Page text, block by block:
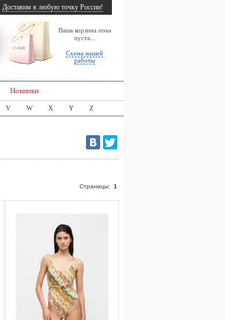
Ваша корзина пока
пуста...
Схема нашей
работы
Доставим в любую точку России!
Новинки
V W X Y Z
Страницы: 1